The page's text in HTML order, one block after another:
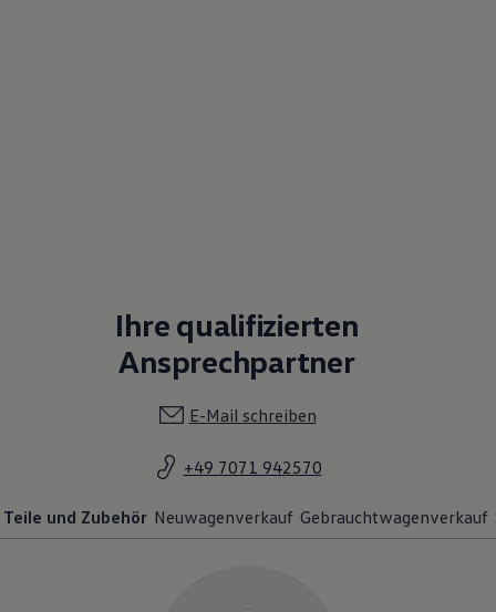
Ihre qualifizierten
Ansprechpartner
E-Mail schreiben
+49 7071 942570
Teile und Zubehör Neuwagenverkauf Gebrauchtwagenverkauf